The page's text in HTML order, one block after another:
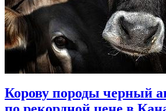
Корову породы черный